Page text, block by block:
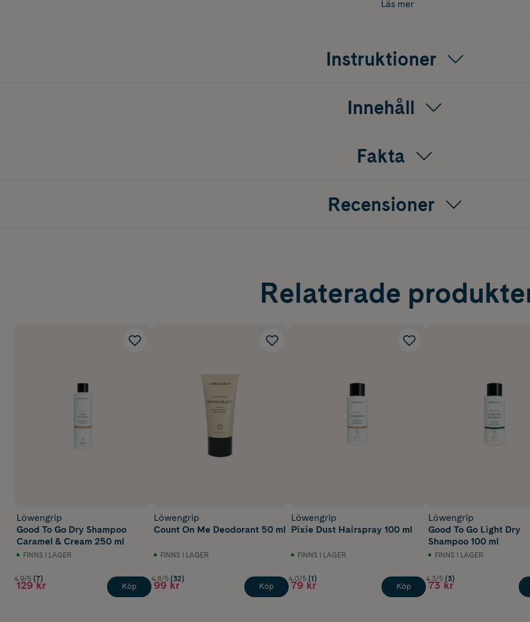
Läs mer
Instruktioner
Innehåll
Fakta
Recensioner
Relaterade
Löwengrip
Good To Go Dry Shampoo
Caramel & Cream 250 ml
FINNS I LAGER
4.9/5 (7)
129 kr Köp
Löwengrip
Count On Me Deodorant 50 ml
FINNS I LAGER
4.8/5 (32)
99 kr Köp
Löwengrip
Pixie Dust Hairspray 100 ml
FINNS I LAGER
4.0/5 (1)
79 kr Köp
Löwengrip
Good To Go Light Dry
Shampoo 100 ml
FINNS I LAGER
4.3/5 (3)
73 kr